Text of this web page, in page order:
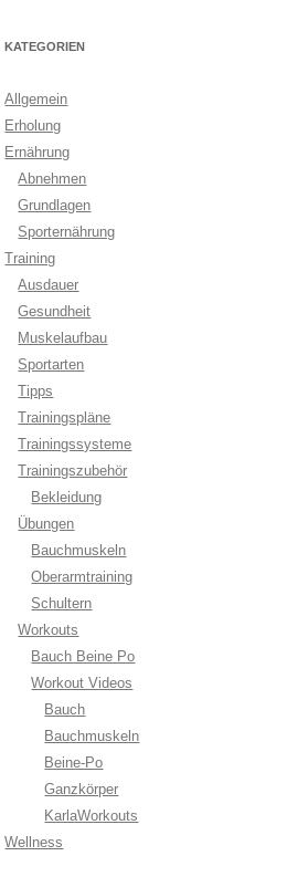
KATEGORIEN
Allgemein
Erholung
Ernährung
Abnehmen
Grundlagen
Sporternährung
Training
Ausdauer
Gesundheit
Muskelaufbau
Sportarten
Tipps
Trainingspläne
Trainingssysteme
Trainingszubehör
Bekleidung
Übungen
Bauchmuskeln
Oberarmtraining
Schultern
Workouts
Bauch Beine Po
Workout Videos
Bauch
Bauchmuskeln
Beine-Po
Ganzkörper
KarlaWorkouts
Wellness